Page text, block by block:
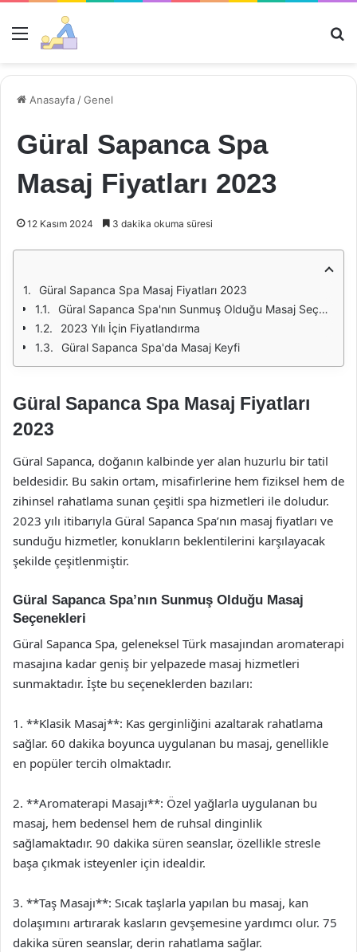
Menü
Anasayfa /Genel
Güral Sapanca Spa
Masaj Fiyatları 2023
12 Kasım 2024 3 dakika okuma süresi
Güral Sapanca Spa Masaj Fiyatları 2023
Güral Sapanca Spa'nın Sunmuş Olduğu Masaj Seçenekleri
2023 Yılı İçin Fiyatlandırma
Güral Sapanca Spa'da Masaj Keyfi
Güral Sapanca Spa Masaj Fiyatları
2023
Güral Sapanca, doğanın kalbinde yer alan huzurlu bir tatil
beldesidir. Bu sakin ortam, misafirlerine hem fiziksel hem de
zihinsel rahatlama sunan çeşitli spa hizmetleri ile doludur.
2023 yılı itibarıyla Güral Sapanca Spa’nın masaj fiyatları ve
sunduğu hizmetler, konukların beklentilerini karşılayacak
şekilde çeşitlenmiştir.
Güral Sapanca Spa’nın Sunmuş Olduğu Masaj
Seçenekleri
Güral Sapanca Spa, geleneksel Türk masajından aromaterapi
masajına kadar geniş bir yelpazede masaj hizmetleri
sunmaktadır. İşte bu seçeneklerden bazıları:
1. **Klasik Masaj**: Kas gerginliğini azaltarak rahatlama
sağlar. 60 dakika boyunca uygulanan bu masaj, genellikle
en popüler tercih olmaktadır.
2. **Aromaterapi Masajı**: Özel yağlarla uygulanan bu
masaj, hem bedensel hem de ruhsal dinginlik
sağlamaktadır. 90 dakika süren seanslar, özellikle stresle
başa çıkmak isteyenler için idealdir.
3. **Taş Masajı**: Sıcak taşlarla yapılan bu masaj, kan
dolaşımını artırarak kasların gevşemesine yardımcı olur. 75
dakika süren seanslar, derin rahatlama sağlar.